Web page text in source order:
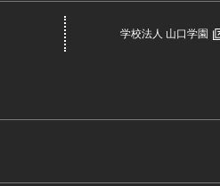
学校法人 山口学園